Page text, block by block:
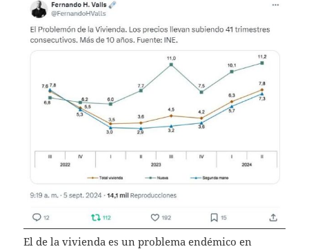
El de la vivienda es un problema endémico en